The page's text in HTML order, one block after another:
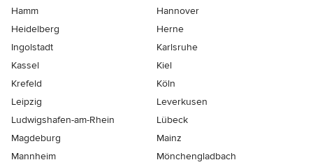
Hamm
Hannover
Heidelberg
Herne
Ingolstadt
Karlsruhe
Kassel
Kiel
Krefeld
Köln
Leipzig
Leverkusen
Ludwigshafen-am-Rhein
Lübeck
Magdeburg
Mainz
Mannheim
Mönchen­gladbach